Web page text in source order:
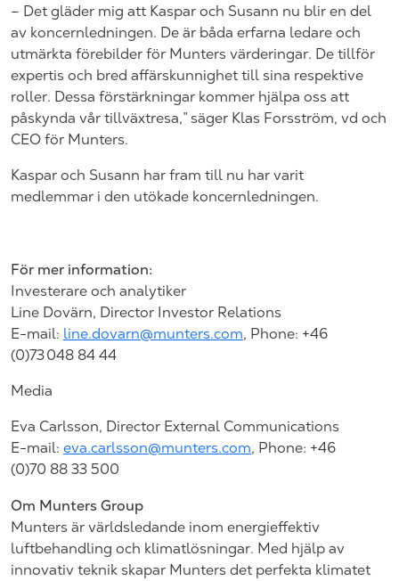
– Det gläder mig att Kaspar och Susann nu blir en del
av koncernledningen. De är båda erfarna ledare och
utmärkta förebilder för Munters värderingar. De tillför
expertis och bred affärskunnighet till sina respektive
roller. Dessa förstärkningar kommer hjälpa oss att
påskynda vår tillväxtresa,” säger Klas Forsström, vd och
CEO för Munters.
Kaspar och Susann har fram till nu har varit
medlemmar i den utökade koncernledningen.
För mer information:
Investerare och analytiker
Line Dovärn, Director Investor Relations
E-mail: line.dovarn@munters.com, Phone: +46
(0)73048 84 44
Media
Eva Carlsson, Director External Communications
E-mail: eva.carlsson@munters.com, Phone: +46
(0)70 88 33 500
Om Munters Group
Munters är världsledande inom energieffektiv
luftbehandling och klimatlösningar. Med hjälp av
innovativ teknik skapar Munters det perfekta klimatet